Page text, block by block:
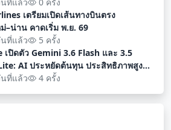
ที่แล้ว
0 ครั้ง
เตรียมเปิดเส้นทางบินตรง
ม่–น่าน คาดเริ่ม พ.ย. 69
ที่แล้ว
5 ครั้ง
เปิดตัว Gemini 3.6 Flash และ 3.5
AI ประหยัดต้นทุน ประสิทธิภาพสูง
กพัฒนา
ที่แล้ว 4 ครั้ง